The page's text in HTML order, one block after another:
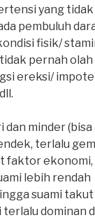
yang tidak
pembuluh
fisik/
pernah olah
ereksi/
dan minder
terlalu
faktor ekonomi,
lebih rendah
suami takut
dominan